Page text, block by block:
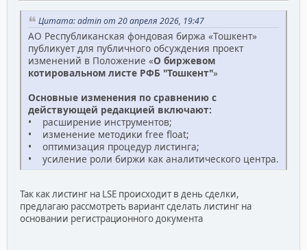
Цитата: admin от 20 апреля 2026, 19:47
АО Республиканская фондовая биржа «Тошкент»
публикует для публичного обсуждения проект
изменений в Положение «О биржевом
котировальном листе РФБ "Тошкент"»
Основные изменения по сравнению с
действующей редакцией включают:
• расширение инструментов;
• изменение методики free float;
• оптимизация процедур листинга;
• усиление роли биржи как аналитического центра.
Так как листинг на LSE происходит в день сделки,
предлагаю рассмотреть вариант сделать листинг на
основании регистрационного документа